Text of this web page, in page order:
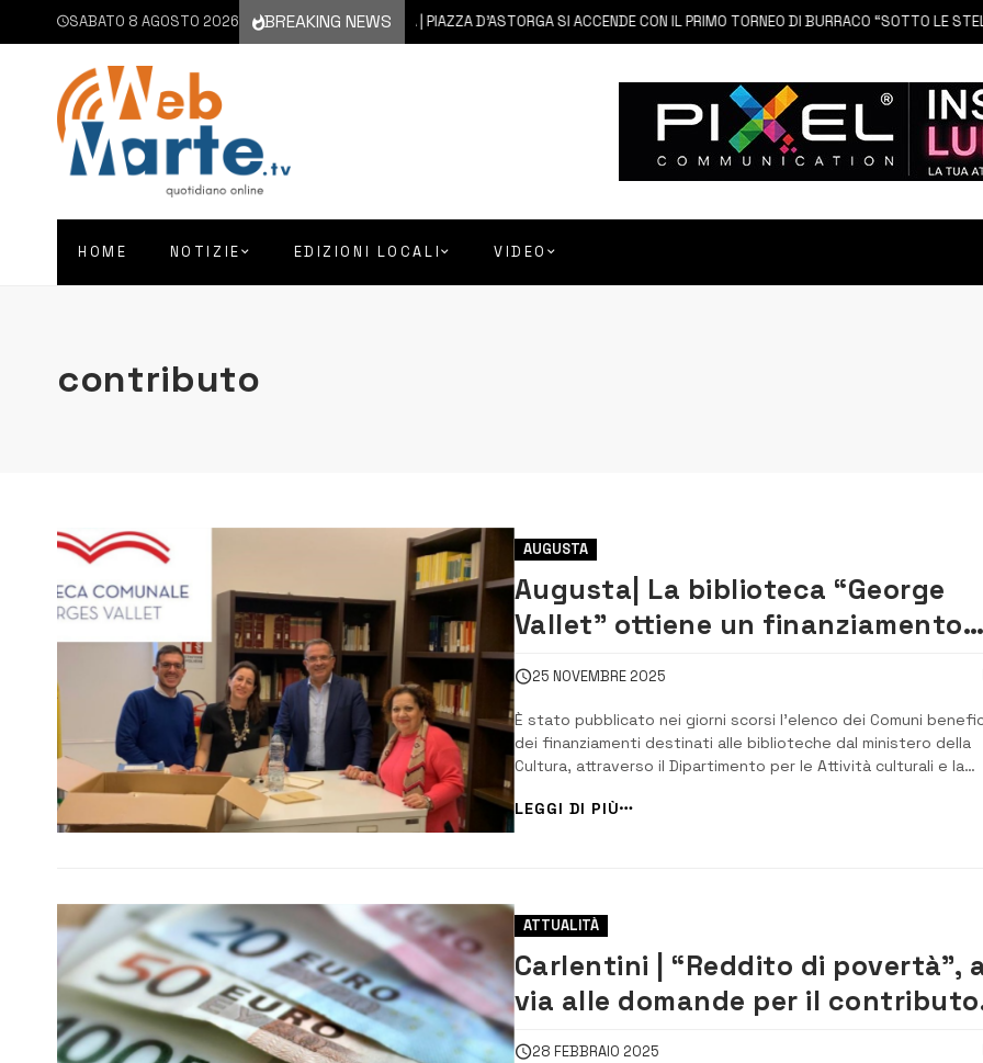
SABATO 8 AGOSTO 2026 BREAKING NEWS
7 AGOSTO 2026 AUGUSTA | PIAZZA D’ASTORGA SI ACCENDE CON IL PRIMO TORNEO DI BURRACO “SOTTO LE STELLE”
HOME NOTIZIE EDIZIONI LOCALI VIDEO
contributo
AUGUSTA
Augusta| La biblioteca “George
Vallet” ottiene un finanziamento
ministeriale da 12 mila euro
25 NOVEMBRE 2025
È stato pubblicato nei giorni scorsi l’elenco dei Comuni
dei finanziamenti destinati alle biblioteche dal ministero della
Cultura, attraverso il Dipartimento per le Attività culturali e la
del contributo previsto dal decreto ministeriale 272 del 5
2025 fi...
LEGGI DI PIÙ
ATTUALITÀ
Carlentini | “Reddito di povertà”,
via alle domande per il contributo
economico
28 FEBBRAIO 2025